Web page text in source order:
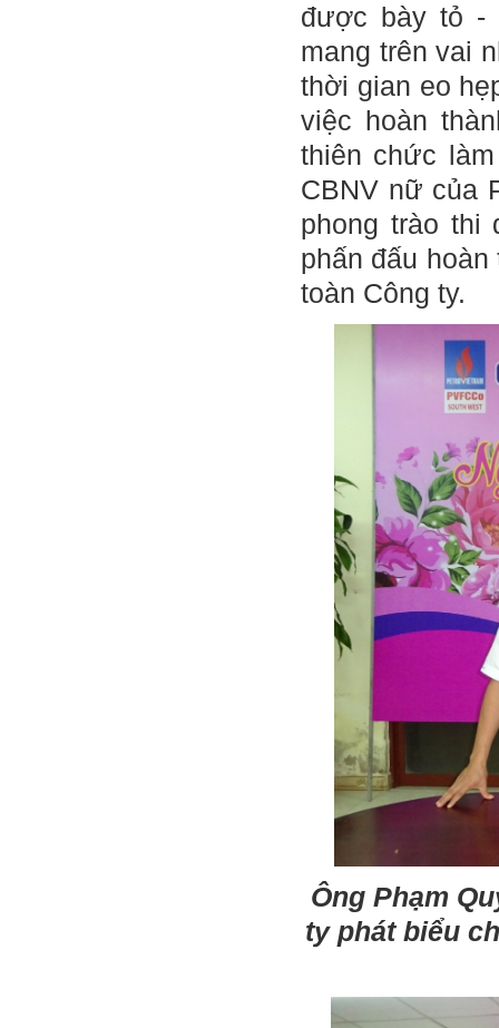
được bày tỏ -
mang trên vai
thời gian eo
việc hoàn
thiên chức
CBNV nữ của
phong trào thi
phấn đấu
toàn Công ty.
Ông Phạm
ty phát biểu